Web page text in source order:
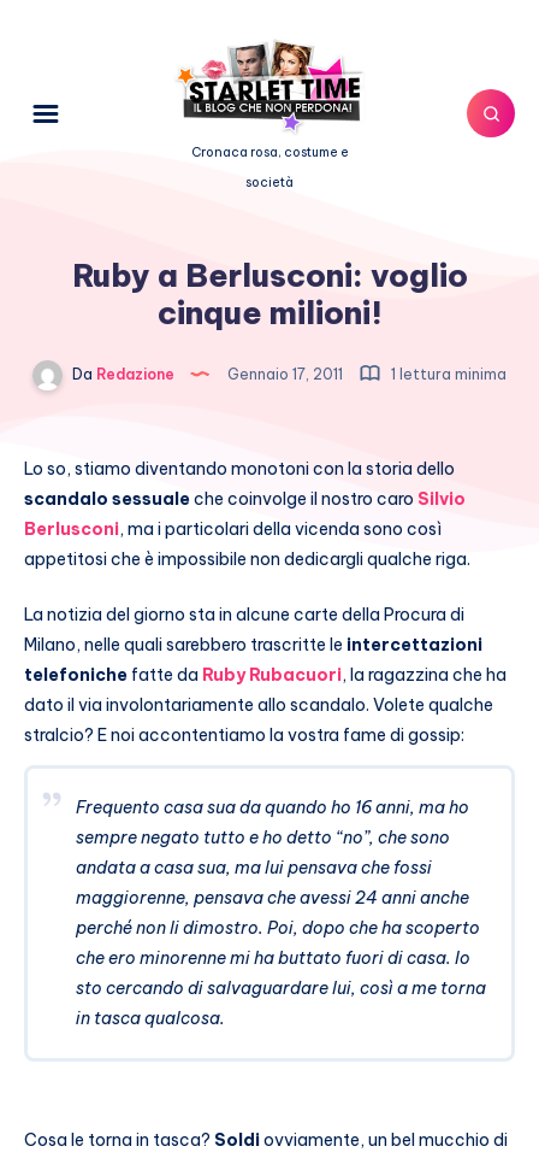
Cronaca rosa, costume e
società
Ruby a Berlusconi: voglio
cinque milioni!
Da Redazione Gennaio 17, 2011 1 lettura minima
Lo so, stiamo diventando monotoni con la storia dello
scandalo sessualeche coinvolge il nostro caro Silvio
Berlusconi, ma i particolari della vicenda sono così
appetitosi che è impossibile non dedicargli qualche riga.
La notizia del giorno sta in alcune carte della Procura di
Milano, nelle quali sarebbero trascritte le intercettazioni
telefoniche fatte da Ruby Rubacuori, la ragazzina che ha
dato il via involontariamente allo scandalo. Volete qualche
stralcio? E noi accontentiamo la vostra fame di gossip:
Frequento casa sua da quando ho 16 anni, ma ho
sempre negato tutto e ho detto “no”, che sono
andata a casa sua, ma lui pensava che fossi
maggiorenne, pensava che avessi 24 anni anche
perché non li dimostro. Poi, dopo che ha scoperto
che ero minorenne mi ha buttato fuori di casa. Io
sto cercando di salvaguardare lui, così a me torna
in tasca qualcosa.
Cosa le torna in tasca? Soldiovviamente, un bel mucchio di